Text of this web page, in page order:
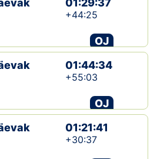
01:29:37
+44:25
OJ
01:44:34
+55:03
OJ
01:21:41
+30:37